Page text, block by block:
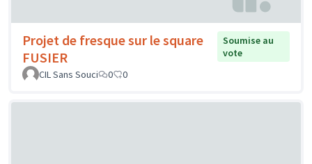
Projet de fresque sur le square
FUSIER
Soumise au
vote
CIL Sans Souci
0 0